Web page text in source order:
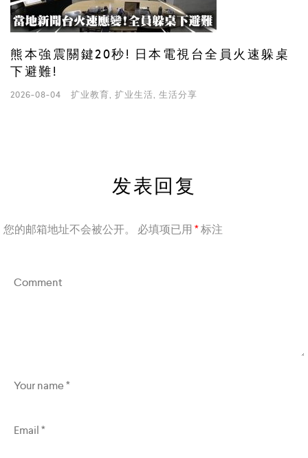
熊本強震關鍵20秒! 日本電視台全員火速躲桌
下避難!
2026-08-04 扩业教育, 扩业生活, 生活分享
发表回复
您的邮箱地址不会被公开。 必填项已用 *标注